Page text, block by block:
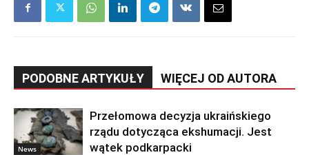
PODOBNE ARTYKUŁY WIĘCEJ OD AUTORA
News
Przełomowa decyzja ukraińskiego
rządu dotycząca ekshumacji. Jest
wątek podkarpacki